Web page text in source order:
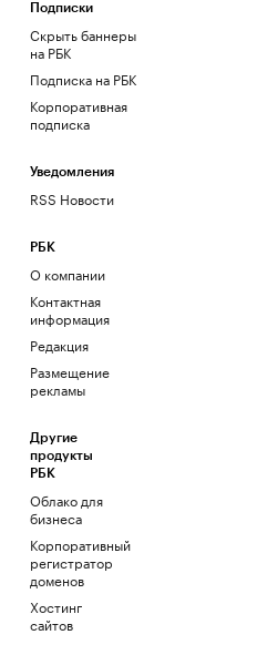
Подписки
Скрыть баннеры
на РБК
Подписка на РБК
Корпоративная
подписка
Уведомления
RSS Новости
РБК
О компании
Контактная
информация
Редакция
Размещение
рекламы
Другие
продукты
РБК
Облако для
бизнеса
Корпоративный
регистратор
доменов
Хостинг
сайтов